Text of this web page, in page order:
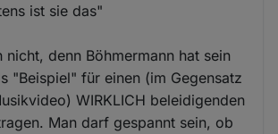
ist sie das"
nicht, denn Böhmermann hat sein
"Beispiel" für einen (im Gegensatz
WIRKLICH beleidigenden
Man darf gespannt sein, ob